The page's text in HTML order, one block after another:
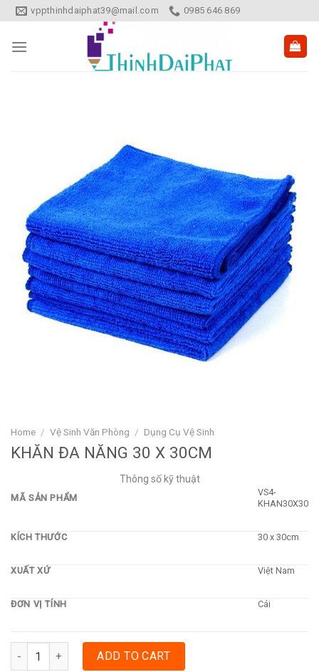
Skip
to
content
vppthinhdaiphat39@mail.com 0985 646 869
Home / Vệ Sinh Văn Phòng / Dụng Cụ Vệ Sinh
KHĂN ĐA NĂNG 30 X 30CM
Thông số kỹ thuật
MÃ SẢN PHẨM
VS4-
KHAN30X30
KÍCH THƯỚC 30 x 30cm
XUẤT XỨ Việt Nam
ĐƠN VỊ TÍNH Cái
KHĂN ĐA NĂNG 30 X 30CM quantity
ADD TO CART